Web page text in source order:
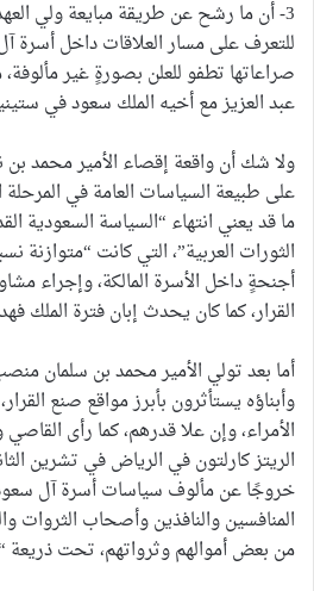
3- أن ما رشح عن طريقة مبايعة ولي
للتعرف على مسار العلاقات داخل أسرة
صراعاتها تطفو للعلن بصورةٍ غير
عبد العزيز مع أخيه الملك سعود في
ولا شك أن واقعة إقصاء الأمير محمد
على طبيعة السياسات العامة في المرحلة
ما قد يعني انتهاء “السياسة السعودية
الثورات العربية”، التي كانت “متوازنة
أجنحةٍ داخل الأسرة المالكة، وإجراء
القرار، كما كان يحدث إبان فترة الملك
أما بعد تولي الأمير محمد بن سلمان
وأبناؤه يستأثرون بأبرز مواقع صنع
الأمراء، وإن علا قدرهم، كما رأى
خروجًا عن مألوف سياسات أسرة آل
المنافسين والنافذين وأصحاب الثروات
من بعض أموالهم وثرواتهم، تحت ذريعة